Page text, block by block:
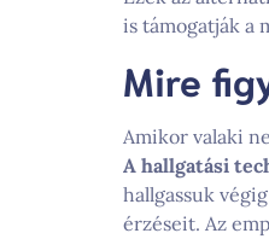
is támogatják a
Mire
Amikor valaki
A hallgatási
hallgassuk
érzéseit. Az